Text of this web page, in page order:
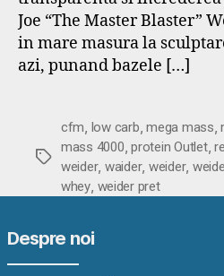
Joe “The Master Blaster”
in mare masura la
azi, punand bazele […]
Etichete
cfm, low carb,mega mass,
mass 4000,protein Outlet,
weider, waider, weider,
whey, weider pret
Despre noi